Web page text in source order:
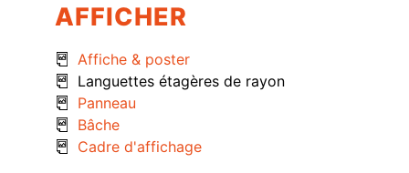
AFFICHER
Affiche & poster
Languettes étagères de rayon
Panneau
Bâche
Cadre d'affichage